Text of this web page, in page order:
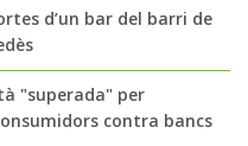
d’un bar del barri de
"superada" per
contra bancs